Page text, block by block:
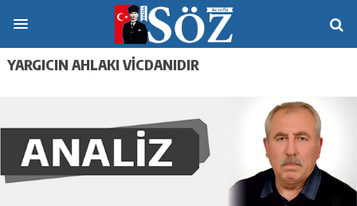
YARGICIN AHLAKI VİCDANIDIR